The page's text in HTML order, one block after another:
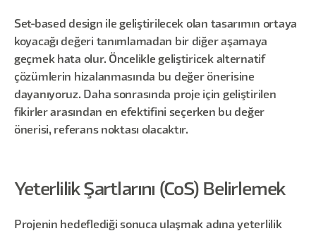
Set-based design ile geliştirilecek olan tasarımın ortaya
koyacağı değeri tanımlamadan bir diğer aşamaya
geçmek hata olur. Öncelikle geliştiricek alternatif
çözümlerin hizalanmasında bu değer önerisine
dayanıyoruz. Daha sonrasında proje için geliştirilen
fikirler arasından en efektifini seçerken bu değer
önerisi, referans noktası olacaktır.
Yeterlilik Şartlarını (CoS) Belirlemek
Projenin hedeflediği sonuca ulaşmak adına yeterlilik